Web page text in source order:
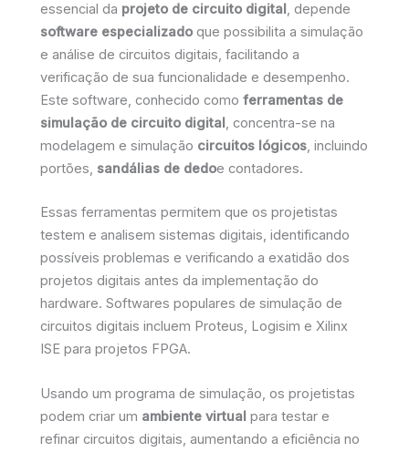
essencial da projeto de circuito digital, depende
software especializado que possibilita a simulação
e análise de circuitos digitais, facilitando a
verificação de sua funcionalidade e desempenho.
Este software, conhecido como ferramentas de
simulação de circuito digital, concentra-se na
modelagem e simulação circuitos lógicos, incluindo
portões, sandálias de dedoe contadores.
Essas ferramentas permitem que os projetistas
testem e analisem sistemas digitais, identificando
possíveis problemas e verificando a exatidão dos
projetos digitais antes da implementação do
hardware. Softwares populares de simulação de
circuitos digitais incluem Proteus, Logisim e Xilinx
ISE para projetos FPGA.
Usando um programa de simulação, os projetistas
podem criar um ambiente virtual para testar e
refinar circuitos digitais, aumentando a eficiência no